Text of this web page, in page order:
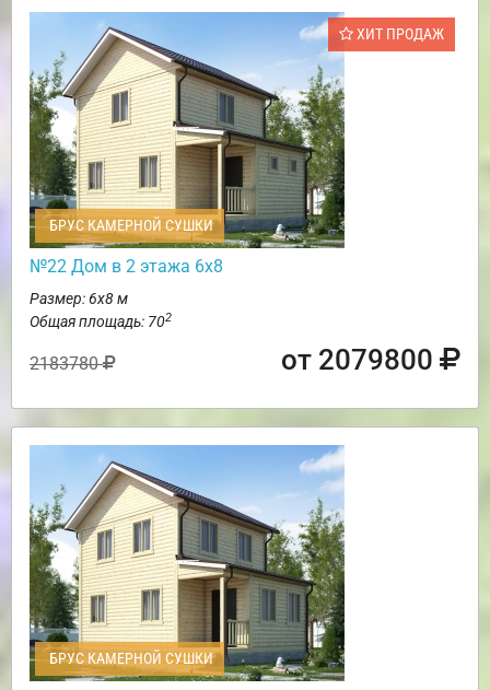
ХИТ ПРОДАЖ
БРУС КАМЕРНОЙ СУШКИ
№22 Дом в 2 этажа 6х8
Размер: 6х8 м
Общая площадь: 702
2183780 от 2079800
БРУС КАМЕРНОЙ СУШКИ